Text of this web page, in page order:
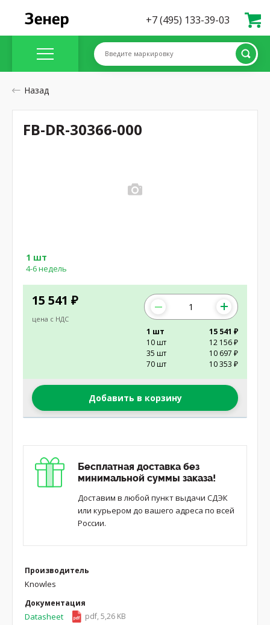
+7 (495) 133-39-03
Введите маркировку
Назад
15 541 ₽
цена с НДС
1 шт
4-6 недель
1 шт
15 541 ₽
10 шт
12 156 ₽
35 шт
10 697 ₽
70 шт
10 353 ₽
Добавить в корзину
Бесплатная доставка без
минимальной суммы заказа!
Доставим в любой пункт выдачи СДЭК
или курьером до вашего адреса по всей
России.
Производитель
Knowles
Документация
Datasheet pdf, 5,26 KB
FB-DR-30366-000